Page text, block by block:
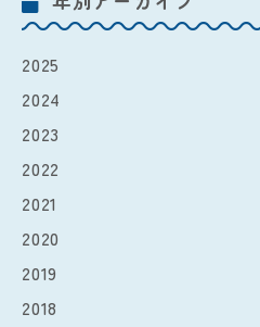
2025
2024
2023
2022
2021
2020
2019
2018